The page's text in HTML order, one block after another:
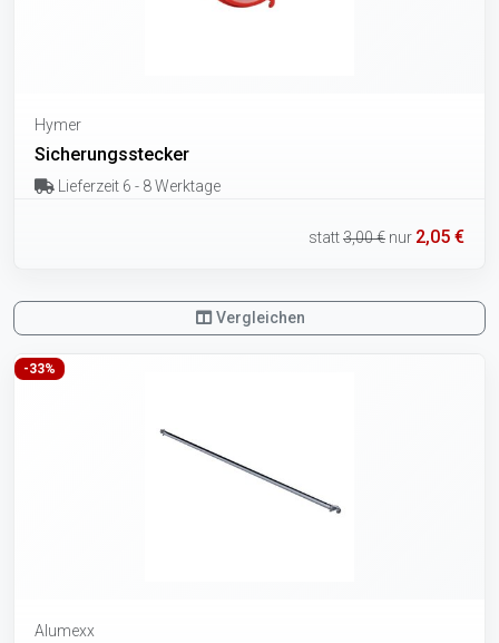
Hymer
Sicherungsstecker
Lieferzeit 6 - 8 Werktage
statt3,00 € nur 2,05 €
Vergleichen
-33%
Alumexx